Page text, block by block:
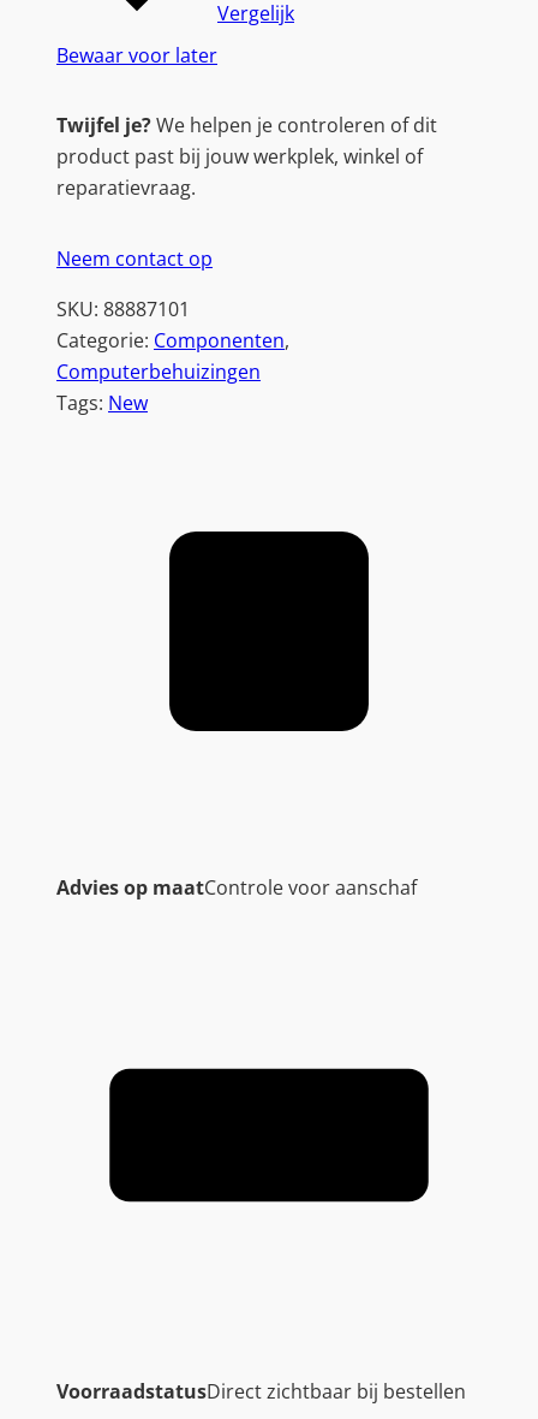
Bewaar voor later
Vergelijk
Twijfel je?We helpen je controleren of dit
product past bij jouw werkplek, winkel of
reparatievraag.
Neem contact op
SKU: 88887101
Categorie: Componenten
Computerbehuizingen
Tags: New
Advies op maatControle voor aanschaf
VoorraadstatusDirect zichtbaar bij bestellen